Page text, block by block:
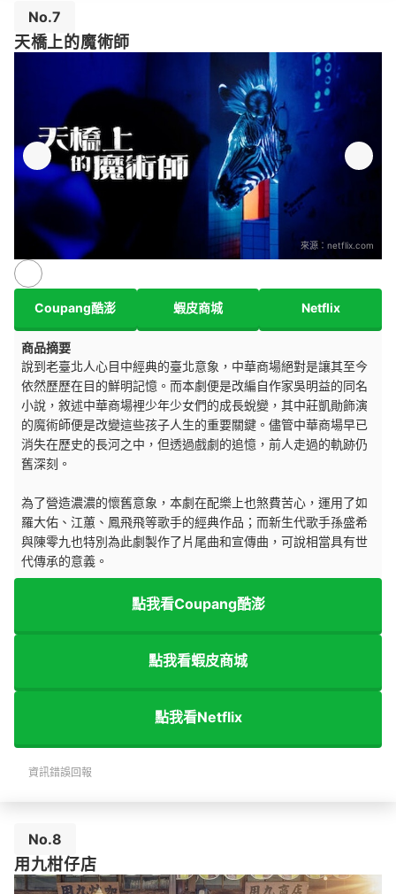
No.7
天橋上的魔術師
來源： netflix.com
Coupang酷澎 蝦皮商城 Netflix
商品摘要
說到老臺北人心目中經典的臺北意象，中華商場絕對是讓其至今
依然歷歷在目的鮮明記憶。而本劇便是改編自作家吳明益的同名
小說，敘述中華商場裡少年少女們的成長蛻變，其中莊凱勛飾演
的魔術師便是改變這些孩子人生的重要關鍵。儘管中華商場早已
消失在歷史的長河之中，但透過戲劇的追憶，前人走過的軌跡仍
舊深刻。
為了營造濃濃的懷舊意象，本劇在配樂上也煞費苦心，運用了如
羅大佑、江蕙、鳳飛飛等歌手的經典作品；而新生代歌手孫盛希
與陳零九也特別為此劇製作了片尾曲和宣傳曲，可說相當具有世
代傳承的意義。
點我看Coupang酷澎
點我看蝦皮商城
點我看Netflix
資訊錯誤回報
No.8
用九柑仔店